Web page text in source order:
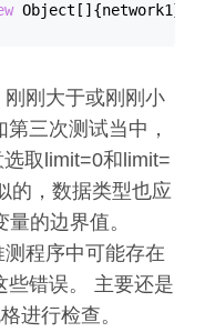
Object[]{network1}
刚大于或刚刚小
三次测试当中，
取limit=0和limit=
的，数据类型也应
的边界值。
程序中可能存在
些错误。 主要还是
进行检查。